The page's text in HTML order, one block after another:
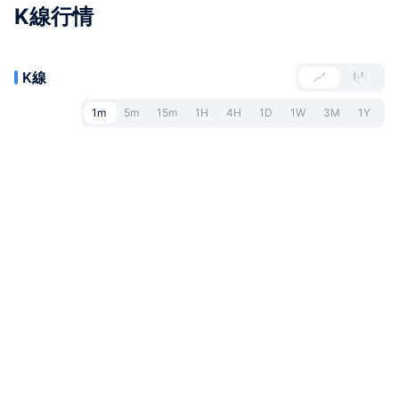
K線行情
K線
1m 5m 15m 1H 4H 1D 1W 3M 1Y